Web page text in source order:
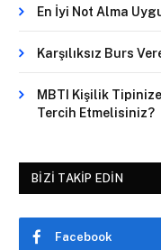
En İyi Not Alma
Karşılıksız Burs
MBTI Kişilik
Tercih Etmelisiniz?
BIZI TAKIP EDIN
Facebook